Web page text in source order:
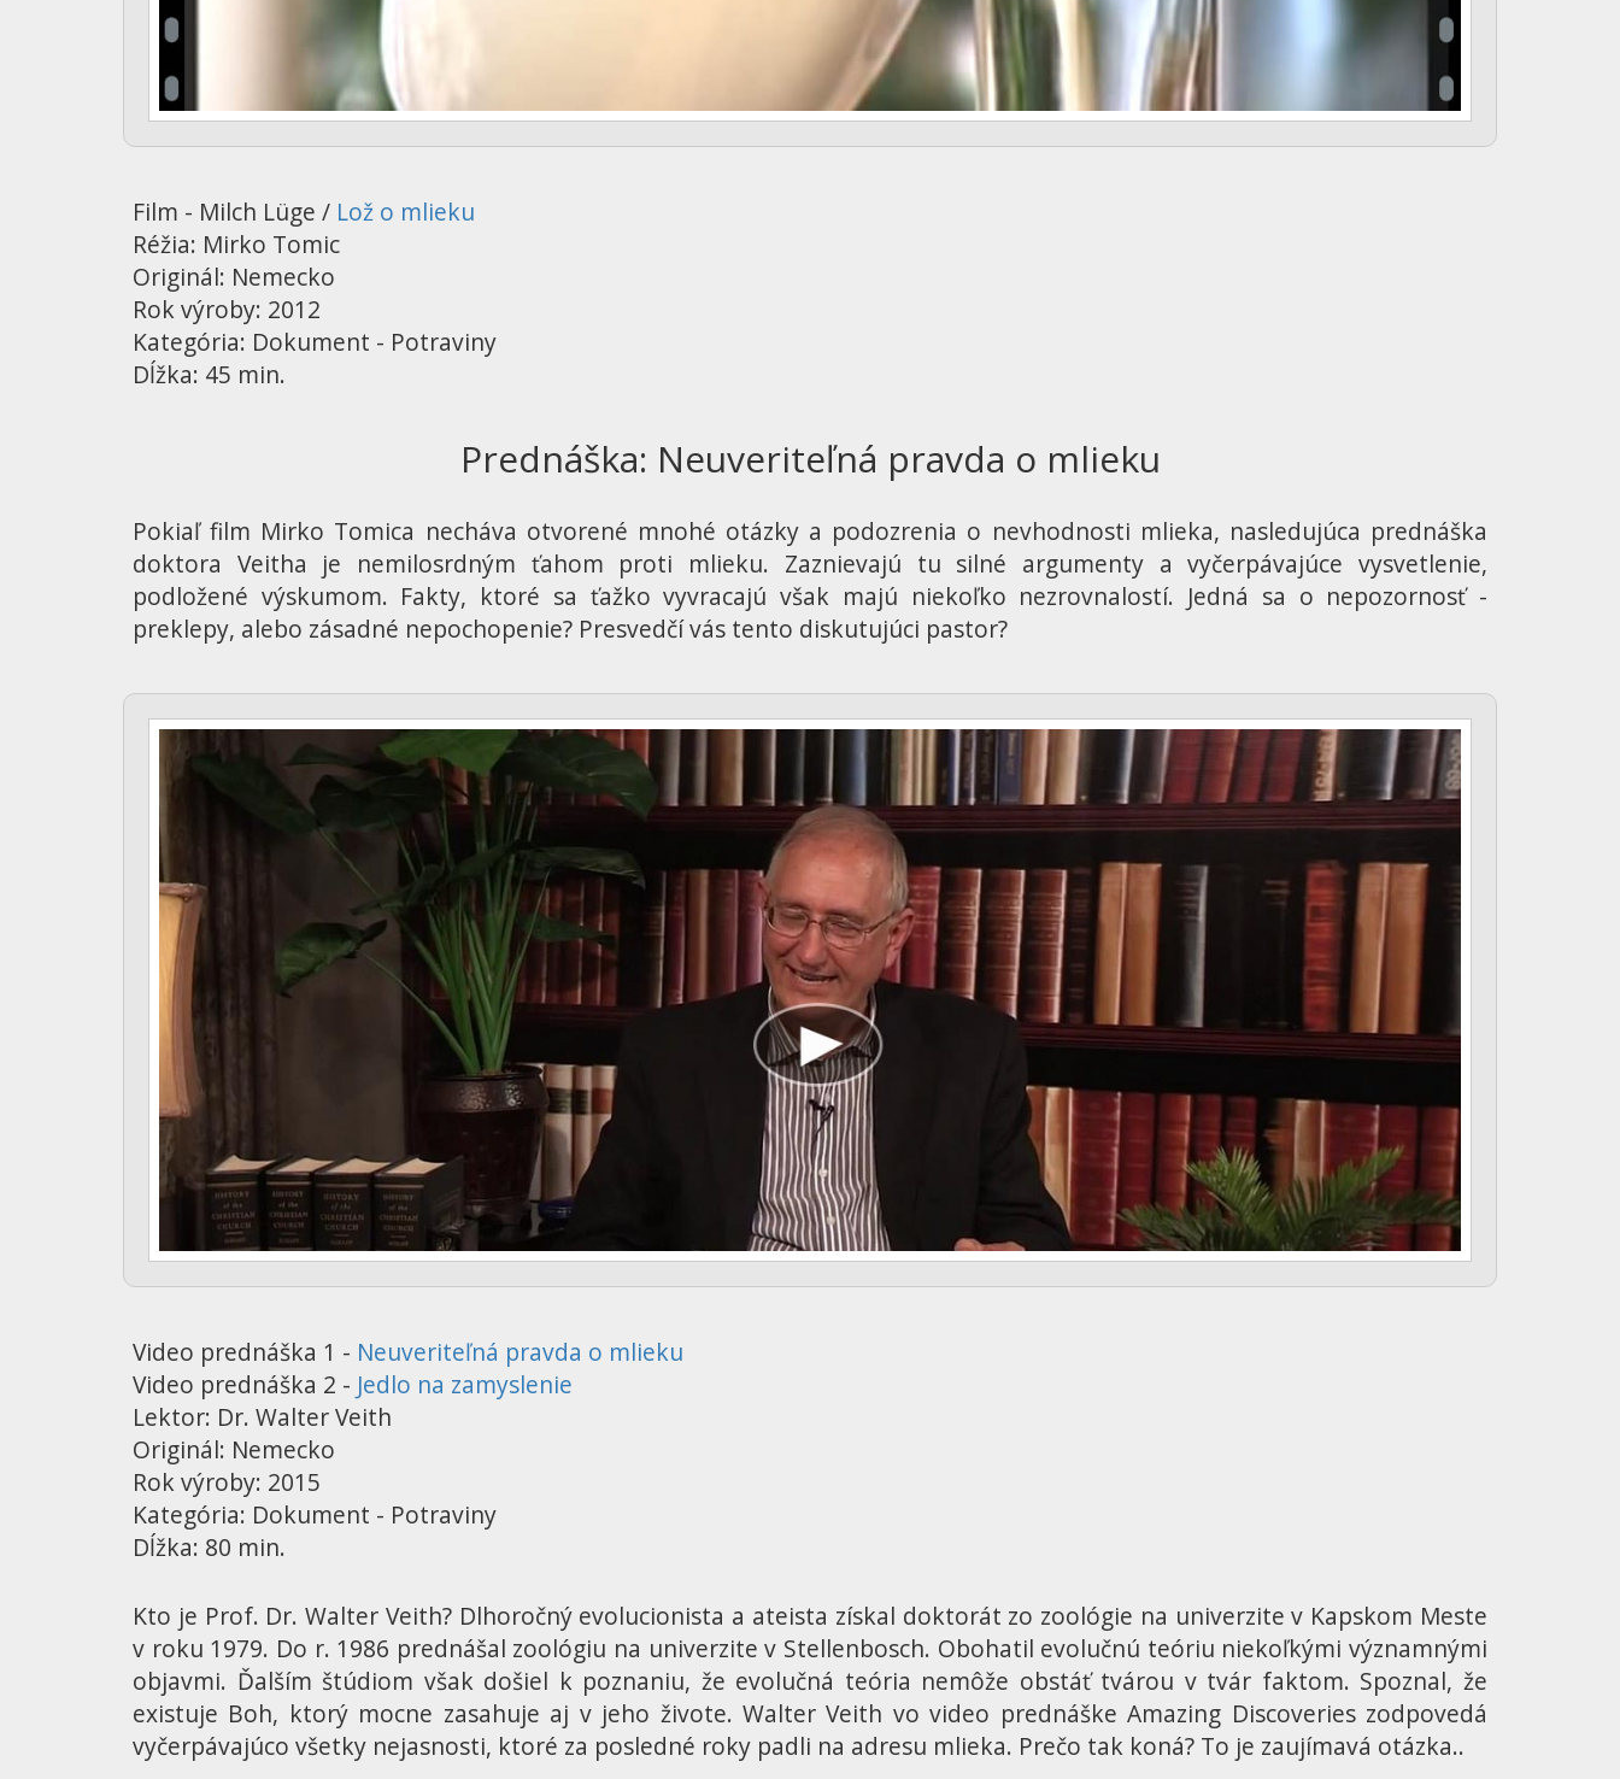
Film - Milch Lüge / Lož o mlieku
Réžia: Mirko Tomic
Originál: Nemecko
Rok výroby: 2012
Kategória: Dokument - Potraviny
Dĺžka: 45 min.
Prednáška: Neuveriteľná pravda o mlieku
Pokiaľ film Mirko Tomica necháva otvorené mnohé otázky a podozrenia o nevhodnosti mlieka, nasledujúca prednáška
doktora Veitha je nemilosrdným ťahom proti mlieku. Zaznievajú tu silné argumenty a vyčerpávajúce vysvetlenie,
podložené výskumom. Fakty, ktoré sa ťažko vyvracajú však majú niekoľko nezrovnalostí. Jedná sa o nepozornosť -
preklepy, alebo zásadné nepochopenie? Presvedčí vás tento diskutujúci pastor?
Video prednáška 1 - Neuveriteľná pravda o mlieku
Video prednáška 2 - Jedlo na zamyslenie
Lektor: Dr. Walter Veith
Originál: Nemecko
Rok výroby: 2015
Kategória: Dokument - Potraviny
Dĺžka: 80 min.
Kto je Prof. Dr. Walter Veith? Dlhoročný evolucionista a ateista získal doktorát zo zoológie na univerzite v Kapskom Meste
v roku 1979. Do r. 1986 prednášal zoológiu na univerzite v Stellenbosch. Obohatil evolučnú teóriu niekoľkými významnými
objavmi. Ďalším štúdiom však došiel k poznaniu, že evolučná teória nemôže obstáť tvárou v tvár faktom. Spoznal, že
existuje Boh, ktorý mocne zasahuje aj v jeho živote. Walter Veith vo video prednáške Amazing Discoveries zodpovedá
vyčerpávajúco všetky nejasnosti, ktoré za posledné roky padli na adresu mlieka. Prečo tak koná? To je zaujímavá otázka..